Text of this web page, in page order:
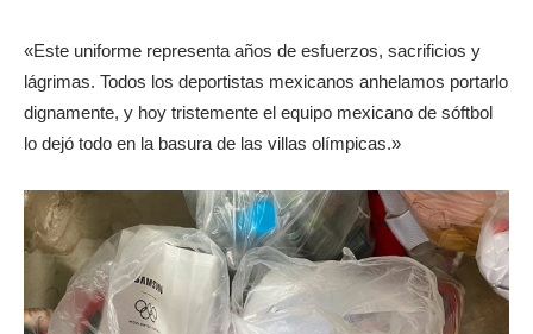
«Este uniforme representa años de esfuerzos, sacrificios y
lágrimas. Todos los deportistas mexicanos anhelamos portarlo
dignamente, y hoy tristemente el equipo mexicano de sóftbol
lo dejó todo en la basura de las villas olímpicas.»